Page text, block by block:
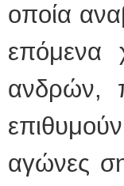
οποία
επόμενα
ανδρών,
αγώνες